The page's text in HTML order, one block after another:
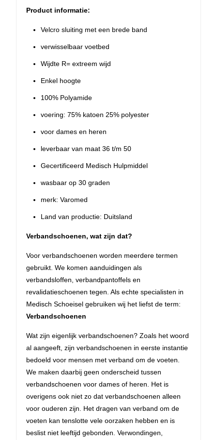
Product informatie:
Velcro sluiting met een brede band
verwisselbaar voetbed
Wijdte R= extreem wijd
Enkel hoogte
100% Polyamide
voering: 75% katoen 25% polyester
voor dames en heren
leverbaar van maat 36 t/m 50
Gecertificeerd Medisch Hulpmiddel
wasbaar op 30 graden
merk: Varomed
Land van productie: Duitsland
Verbandschoenen, wat zijn dat?
Voor verbandschoenen worden meerdere termen
gebruikt. We komen aanduidingen als
verbandsloffen, verbandpantoffels en
revalidatieschoenen tegen. Als echte specialisten in
Medisch Schoeisel gebruiken wij het liefst de term:
Verbandschoenen
Wat zijn eigenlijk verbandschoenen? Zoals het woord
al aangeeft, zijn verbandschoenen in eerste instantie
bedoeld voor mensen met verband om de voeten.
We maken daarbij geen onderscheid tussen
verbandschoenen voor dames of heren. Het is
overigens ook niet zo dat verbandschoenen alleen
voor ouderen zijn. Het dragen van verband om de
voeten kan tenslotte vele oorzaken hebben en is
beslist niet leeftijd gebonden. Verwondingen,